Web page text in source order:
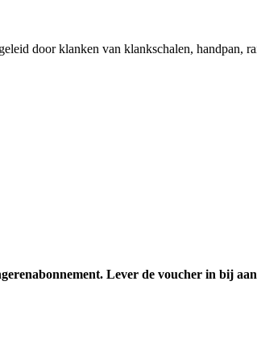
door klanken van klankschalen, handpan,
Lever de voucher in bij